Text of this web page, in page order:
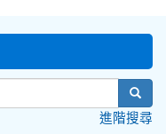
進階搜尋